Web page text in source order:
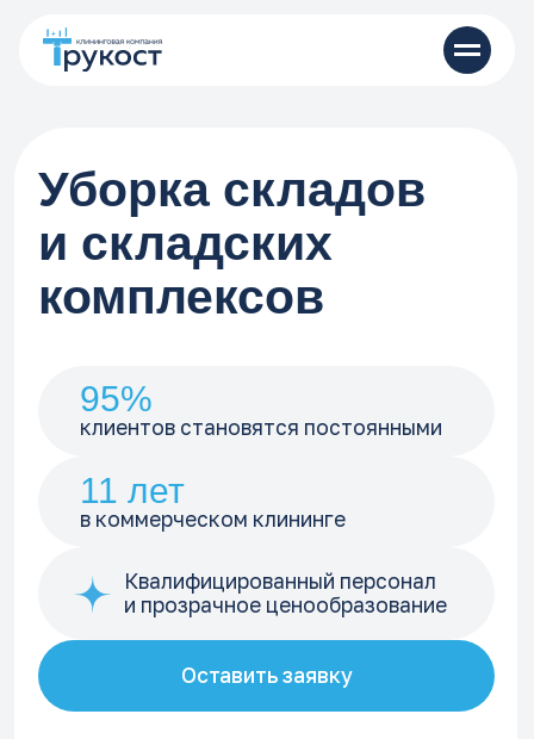
95%
11 лет
в коммерческом клининге
и прозрачное ценообразование
и складских
комплексов